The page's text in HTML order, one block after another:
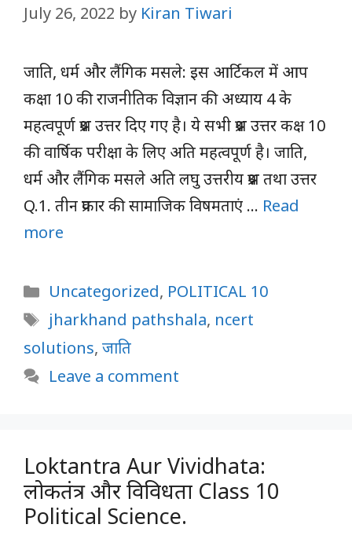
July 26, 2022 by Kiran Tiwari
जाति, धर्म और लैंगिक मसले: इस आर्टिकल में आप
कक्षा 10 की राजनीतिक विज्ञान की अध्याय 4 के
महत्वपूर्ण प्रश्न उत्तर दिए गए है। ये सभी प्रश्न उत्तर कक्ष 10
की वार्षिक परीक्षा के लिए अति महत्वपूर्ण है। जाति,
धर्म और लैंगिक मसले अति लघु उत्तरीय प्रश्न तथा उत्तर
Q.1. तीन प्रकार की सामाजिक विषमताएं … Read
more
Categories
Uncategorized, POLITICAL 10
Tags
jharkhand pathshala, ncert
solutions, जाति
Leave a comment
Loktantra Aur Vividhata:
लोकतंत्र और विविधता Class 10
Political Science.